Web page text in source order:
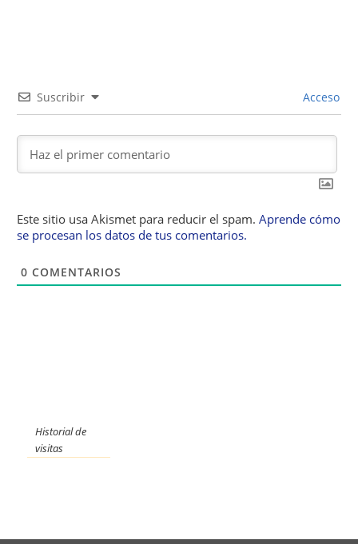
Suscribir Acceso
Este sitio usa Akismet para reducir el spam. Aprende cómo
se procesan los datos de tus comentarios.
0 COMENTARIOS
Historial de
visitas